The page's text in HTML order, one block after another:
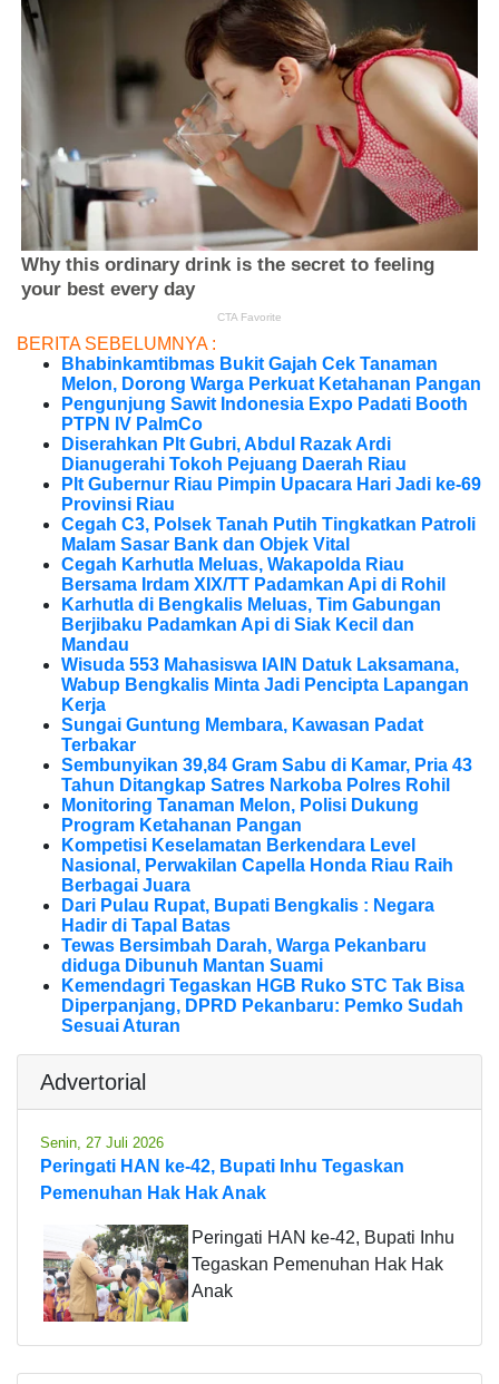
BERITA SEBELUMNYA :
Bhabinkamtibmas Bukit Gajah Cek Tanaman
Melon, Dorong Warga Perkuat Ketahanan Pangan
Pengunjung Sawit Indonesia Expo Padati Booth
PTPN IV PalmCo
Diserahkan Plt Gubri, Abdul Razak Ardi
Dianugerahi Tokoh Pejuang Daerah Riau
Plt Gubernur Riau Pimpin Upacara Hari Jadi ke-69
Provinsi Riau
Cegah C3, Polsek Tanah Putih Tingkatkan Patroli
Malam Sasar Bank dan Objek Vital
Cegah Karhutla Meluas, Wakapolda Riau
Bersama Irdam XIX/TT Padamkan Api di Rohil
Karhutla di Bengkalis Meluas, Tim Gabungan
Berjibaku Padamkan Api di Siak Kecil dan
Mandau
Wisuda 553 Mahasiswa IAIN Datuk Laksamana,
Wabup Bengkalis Minta Jadi Pencipta Lapangan
Kerja
Sungai Guntung Membara, Kawasan Padat
Terbakar
Sembunyikan 39,84 Gram Sabu di Kamar, Pria 43
Tahun Ditangkap Satres Narkoba Polres Rohil
Monitoring Tanaman Melon, Polisi Dukung
Program Ketahanan Pangan
Kompetisi Keselamatan Berkendara Level
Nasional, Perwakilan Capella Honda Riau Raih
Berbagai Juara
Dari Pulau Rupat, Bupati Bengkalis : Negara
Hadir di Tapal Batas
Tewas Bersimbah Darah, Warga Pekanbaru
diduga Dibunuh Mantan Suami
Kemendagri Tegaskan HGB Ruko STC Tak Bisa
Diperpanjang, DPRD Pekanbaru: Pemko Sudah
Sesuai Aturan
Advertorial
Senin, 27 Juli 2026
Peringati HAN ke-42, Bupati Inhu Tegaskan
Pemenuhan Hak Hak Anak
Peringati HAN ke-42, Bupati Inhu
Tegaskan Pemenuhan Hak Hak
Anak